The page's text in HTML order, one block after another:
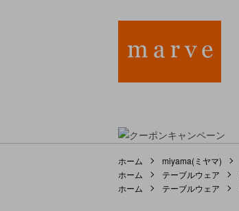
ホーム
miyama(ミヤマ)
ホーム
テーブルウェア
ホーム
テーブルウェア